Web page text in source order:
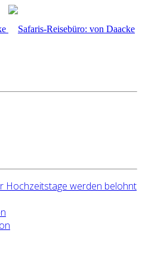
Hochzeitstage werden belohnt